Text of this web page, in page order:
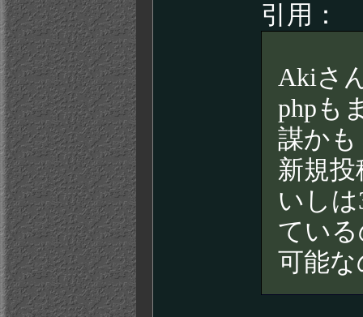
引用：
Akiさ
phpも
謀か
新規
いし
てい
可能